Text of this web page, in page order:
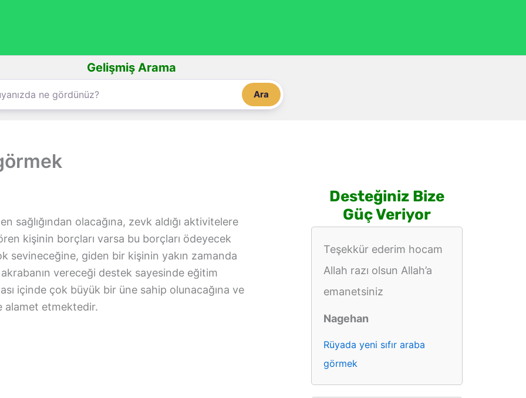
Gelişmiş Arama
Ara
sağlığından olacağına, zevk aldığı aktivitelere
kişinin borçları varsa bu borçları ödeyecek
sevineceğine, giden bir kişinin yakın zamanda
vereceği destek sayesinde eğitim
içinde çok büyük bir üne sahip olunacağına ve
alamet etmektedir.
Desteğiniz Bize
Güç Veriyor
Teşekkür ederim hocam
Allah razı olsun Allah’a
emanetsiniz
Nagehan
Rüyada yeni sıfır araba
görmek